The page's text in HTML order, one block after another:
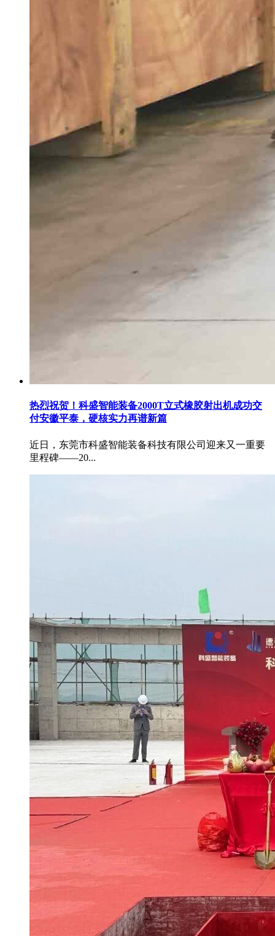
热烈祝贺！科盛智能装备2000T立式橡胶射出机成功交
付安徽平泰，硬核实力再谱新篇
近日，东莞市科盛智能装备科技有限公司迎来又一重要
里程碑——20...